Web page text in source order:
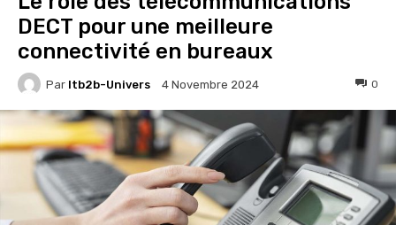
DECT pour une meilleure
connectivité en bureaux
Par Itb2b-Univers 4 Novembre 2024 0